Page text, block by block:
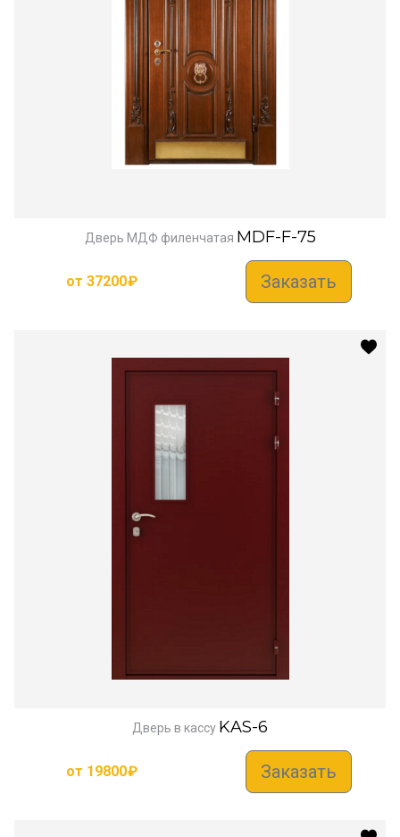
Дверь МДФ филенчатая MDF-F-75
от 37200₽ Заказать
Дверь в кассу KAS-6
от 19800₽ Заказать